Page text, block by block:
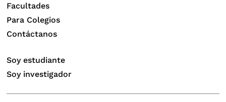
Facultades
Para Colegios
Contáctanos
Soy estudiante
Soy investigador